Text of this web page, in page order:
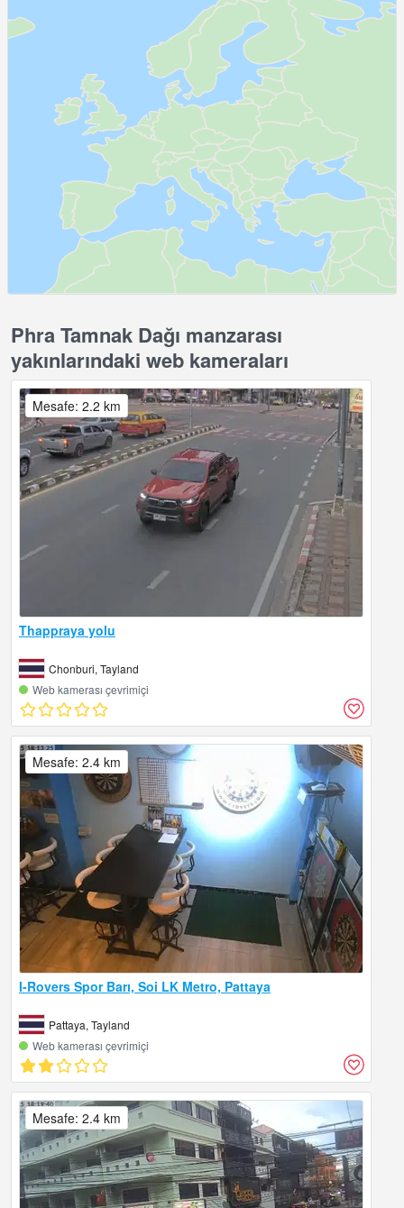
Phra Tamnak Dağı manzarası
yakınlarındaki web kameraları
Thappraya yolu
Chonburi, Tayland
Web kamerası çevrimiçi
Mesafe: 2.2 km
I-Rovers Spor Barı, Soi LK Metro, Pattaya
Pattaya, Tayland
Web kamerası çevrimiçi
Mesafe: 2.4 km
Mesafe: 2.4 km